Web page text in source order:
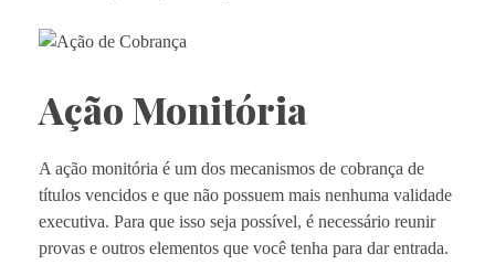
Ação Monitória
A ação monitória é um dos mecanismos de cobrança de
títulos vencidos e que não possuem mais nenhuma validade
executiva. Para que isso seja possível, é necessário reunir
provas e outros elementos que você tenha para dar entrada.